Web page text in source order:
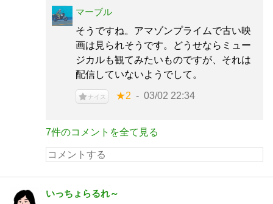
マーブル
そうですね。アマゾンプライムで古い映
画は見られそうです。どうせならミュー
ジカルも観てみたいものですが、それは
配信していないようでして。
ナイス ★2 03/02 22:34
7件のコメントを全て見る
いっちょらるれ～